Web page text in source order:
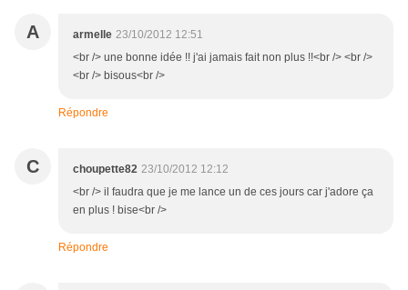
A armelle 23/10/2012 12:51
<br /> une bonne idée !! j'ai jamais fait non plus !!<br /> <br />
<br /> bisous<br />
Répondre
C choupette82 23/10/2012 12:12
<br /> il faudra que je me lance un de ces jours car j'adore ça
en plus ! bise<br />
Répondre